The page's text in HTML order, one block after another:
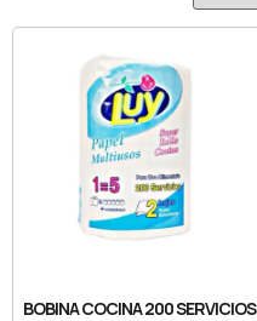
BOBINA COCINA 200 SERVICIOS